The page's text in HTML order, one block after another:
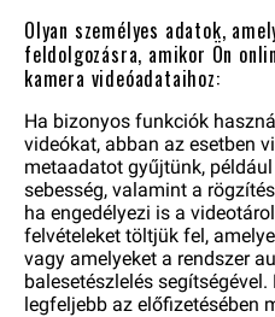
Olyan személyes adatok,
feldolgozásra, amikor Ön
kamera videóadataihoz:
Ha bizonyos funkciók
videókat, abban az esetben
metaadatot gyűjtünk,
sebesség, valamint a
ha engedélyezi is a
felvételeket töltjük fel,
vagy amelyeket a rendszer
balesetészlelés
legfeljebb az előfizetésében